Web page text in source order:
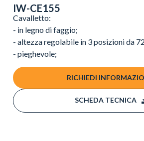
IW-CE155
Cavalletto:
- in legno di faggio;
- altezza regolabile in 3 posizioni da
- pieghevole;
RICHIEDI
SCHEDA TECNICA